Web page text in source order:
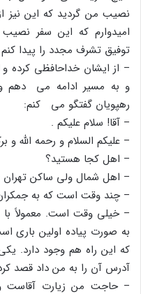
نصیب من گردید که این نیز
امیدوارم که این سفر
توفیق تشرف مجدد را پیدا
– از ایشان خداحافظى کرده
و به مسیر ادامه مى دهم
رهپویان گفتگو مى کنم:
– آقا! سلام علیکم .
– علیکم السلام و رحمه الله و
– اهل کجا هستید؟
– اهل شمال ولى ساکن
– چند وقت است که به
– خیلى وقت است. معمولاً
به صورت پیاده اولین
که این راه هم وجود دارد.
آدرس آن را به من داد قصد
– حاجت من زیارت آقاست